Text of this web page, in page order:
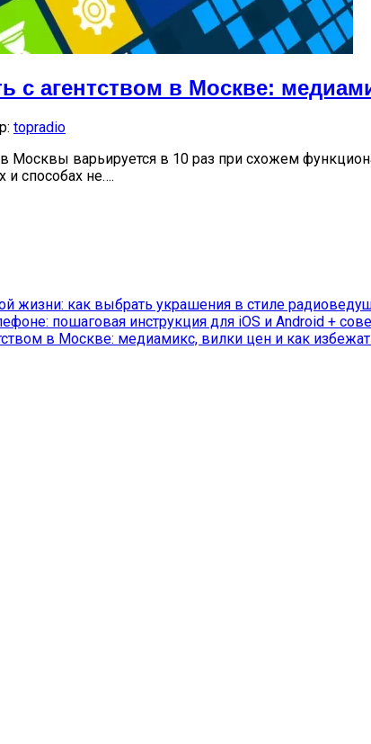
с агентством в Москве:
topradio
Москвы варьируется в 10 раз при схожем
и способах не….
жизни: как выбрать украшения в стиле
пошаговая инструкция для iOS и Android +
в Москве: медиамикс, вилки цен и как